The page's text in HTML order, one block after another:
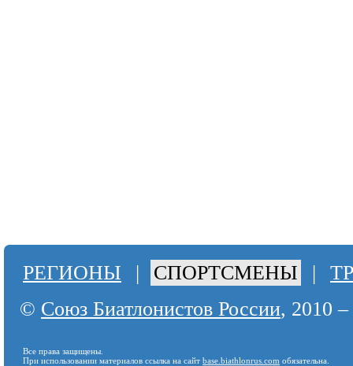
РЕГИОНЫ | СПОРТСМЕНЫ |
© Союз Биатлонистов России, 2010
Все права защищены.
При использовании материалов ссылка на сайт base.biathlonrus.com обязательна.